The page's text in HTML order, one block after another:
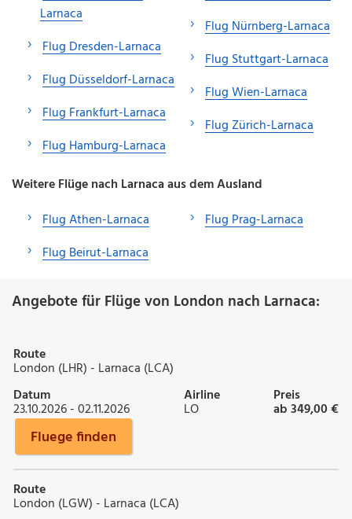
Larnaca
Flug Dresden-Larnaca
Flug Düsseldorf-Larnaca
Flug Frankfurt-Larnaca
Flug Hamburg-Larnaca
Flug Nürnberg-Larnaca
Flug Stuttgart-Larnaca
Flug Wien-Larnaca
Flug Zürich-Larnaca
Weitere Flüge nach Larnaca aus dem Ausland
Flug Athen-Larnaca
Flug Beirut-Larnaca
Flug Prag-Larnaca
Angebote für Flüge von London nach Larnaca:
Route
London (LHR) - Larnaca (LCA)
Datum
23.10.2026 - 02.11.2026
Airline
LO
Preis
ab 349,00 €
Fluege finden
Route
London (LGW) - Larnaca (LCA)